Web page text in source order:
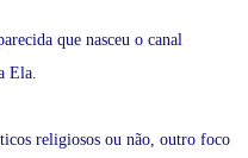
que nasceu o canal
Ela.
religiosos ou não, outro foco